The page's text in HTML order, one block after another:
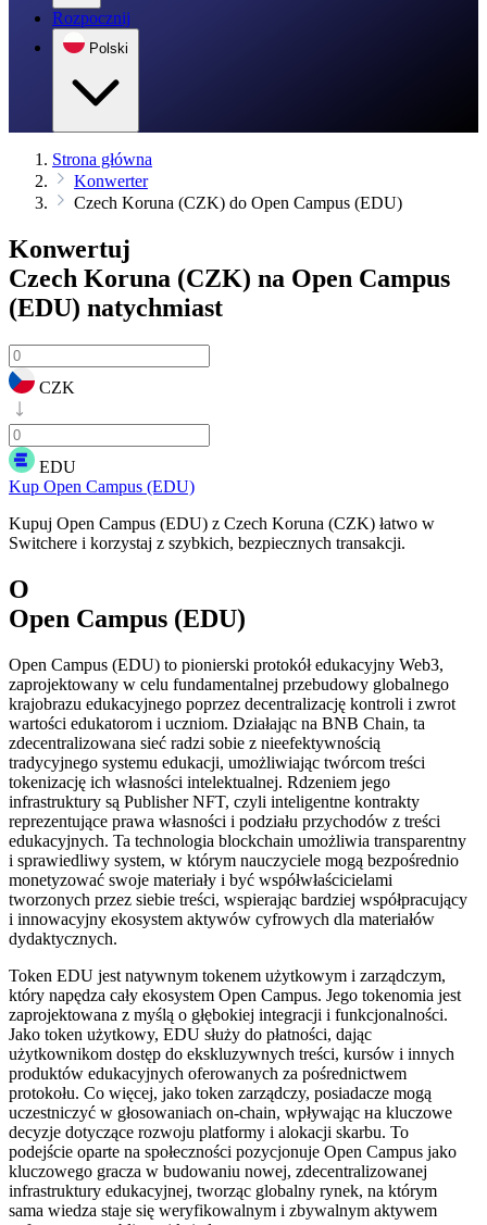
Rozpocznij
Polski
Strona główna
Konwerter
Czech Koruna (CZK) do Open Campus (EDU)
Konwertuj
Czech Koruna (CZK) na Open Campus
(EDU) natychmiast
CZK
EDU
Kup Open Campus (EDU)
Kupuj Open Campus (EDU) z Czech Koruna (CZK) łatwo w
Switchere i korzystaj z szybkich, bezpiecznych transakcji.
O
Open Campus (EDU)
Open Campus (EDU) to pionierski protokół edukacyjny Web3,
zaprojektowany w celu fundamentalnej przebudowy globalnego
krajobrazu edukacyjnego poprzez decentralizację kontroli i zwrot
wartości edukatorom i uczniom. Działając na BNB Chain, ta
zdecentralizowana sieć radzi sobie z nieefektywnością
tradycyjnego systemu edukacji, umożliwiając twórcom treści
tokenizację ich własności intelektualnej. Rdzeniem jego
infrastruktury są Publisher NFT, czyli inteligentne kontrakty
reprezentujące prawa własności i podziału przychodów z treści
edukacyjnych. Ta technologia blockchain umożliwia transparentny
i sprawiedliwy system, w którym nauczyciele mogą bezpośrednio
monetyzować swoje materiały i być współwłaścicielami
tworzonych przez siebie treści, wspierając bardziej współpracujący
i innowacyjny ekosystem aktywów cyfrowych dla materiałów
dydaktycznych.
Token EDU jest natywnym tokenem użytkowym i zarządczym,
który napędza cały ekosystem Open Campus. Jego tokenomia jest
zaprojektowana z myślą o głębokiej integracji i funkcjonalności.
Jako token użytkowy, EDU służy do płatności, dając
użytkownikom dostęp do ekskluzywnych treści, kursów i innych
produktów edukacyjnych oferowanych za pośrednictwem
protokołu. Co więcej, jako token zarządczy, posiadacze mogą
uczestniczyć w głosowaniach on-chain, wpływając на kluczowe
decyzje dotyczące rozwoju platformy i alokacji skarbu. To
podejście oparte na społeczności pozycjonuje Open Campus jako
kluczowego gracza w budowaniu nowej, zdecentralizowanej
infrastruktury edukacyjnej, tworząc globalny rynek, na którym
sama wiedza staje się weryfikowalnym i zbywalnym aktywem